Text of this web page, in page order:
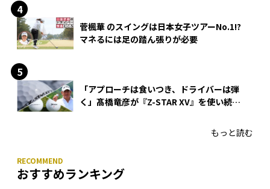
菅楓華 のスイングは日本女子ツアーNo.1!?
マネるには足の踏ん張りが必要
「アプローチは食いつき、ドライバーは弾
く」髙橋竜彦が『Z-STAR XV』を使い続け
もっと読む
おすすめランキング